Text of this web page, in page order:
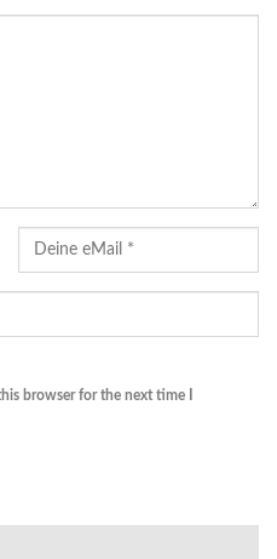
browser for the next time I